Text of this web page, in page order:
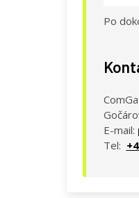
Po
E-mail:
Tel: